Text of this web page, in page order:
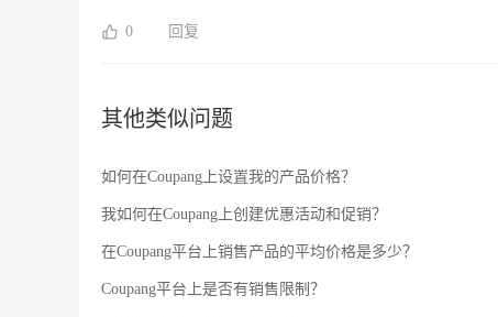
0 回复
其他类似问题
如何在Coupang上设置我的产品价格？
我如何在Coupang上创建优惠活动和促销？
在Coupang平台上销售产品的平均价格是多少？
Coupang平台上是否有销售限制？